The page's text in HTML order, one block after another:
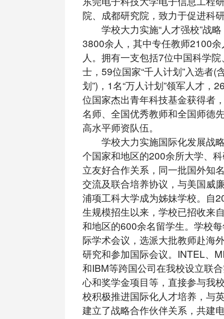
院、成都研究院，致力于促进科
学校大力实施“人才强校”战略
3800余人，其中专任教师2100
人。拥有一支包括7位中国科学
士，59位国家“千人计划”入选者(
划”)，1名“万人计划”领军人才，
位国家杰出青年科技基金获得者
名师、全国优秀教师和全国师德
高水平师资队伍。
学校大力实施国际化发展战
个国家和地区的200余所大学、
立友好合作关系，同一批国外知
交流及联合培养协议，与美国威
浦项工科大学成为姊妹学校。自
生规模招生以来，学校已招收来
和地区的600余名留学生。学校
际学术会议，选派大批教师赴海
研究和参加国际会议。INTEL、
和IBM等跨国公司在我校设立联
心和奖学金项目等，直接参与我
校积极推进国际化人才培养，与
建立了战略合作伙伴关系，共建